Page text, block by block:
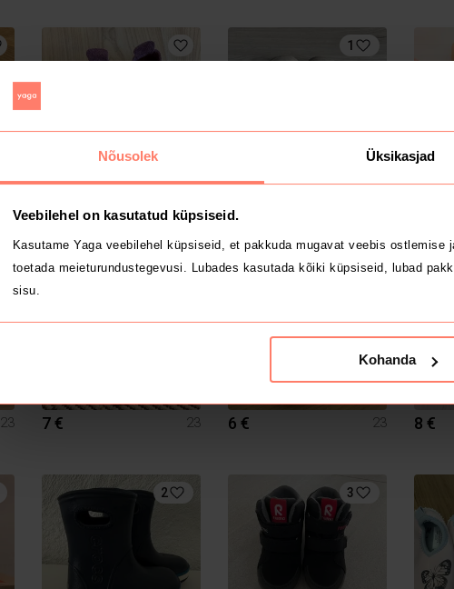
Nõusolek Üksikasjad
Veebilehel on kasutatud küpsiseid.
Kasutame Yaga veebilehel küpsiseid, et pakkuda mugavat veebis
toetada meieturundustegevusi. Lubades kasutada kõiki küpsiseid, lubad
sisu.
Kohanda
Muu
1
Next
23 7 € 23 6 € 23 8 €
2 3